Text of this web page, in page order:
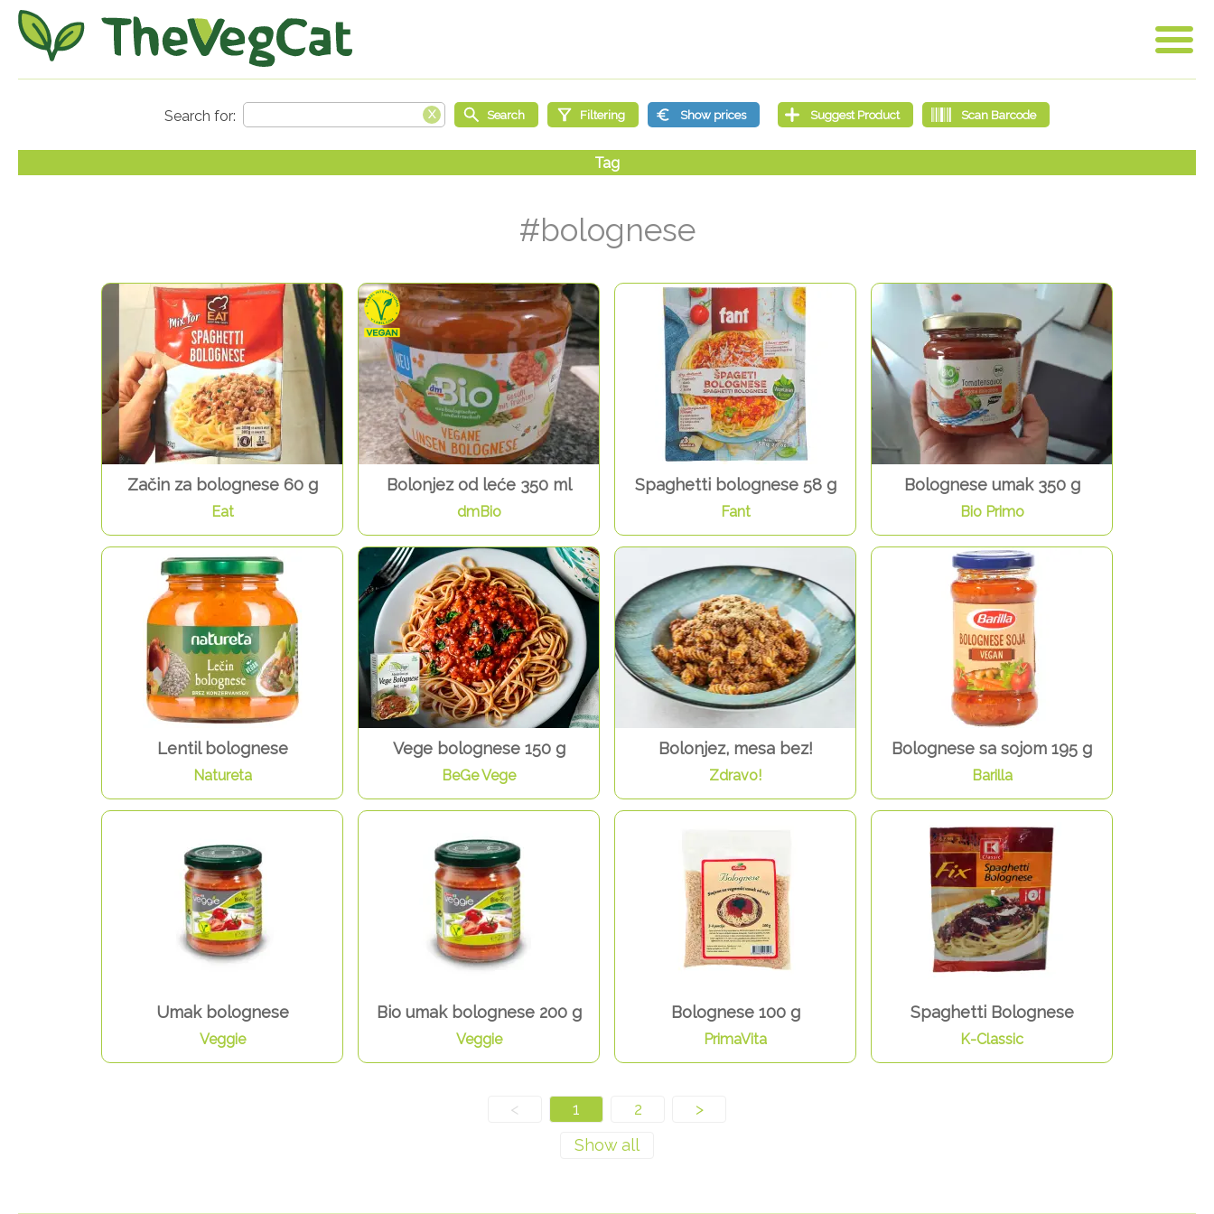
#bolognese
Začin za bolognese 60 g
Eat
Bolonjez od leće 350 ml
dmBio
Spaghetti bolognese 58 g
Fant
Bolognese umak 350 g
Bio Primo
Lentil bolognese
Natureta
Vege bolognese 150 g
BeGe Vege
Bolonjez, mesa bez!
Zdravo!
Bolognese sa sojom 195 g
Barilla
Umak bolognese
Veggie
Bio umak bolognese 200 g
Veggie
Bolognese 100 g
PrimaVita
Spaghetti Bolognese
K-Classic
< 1 2 >